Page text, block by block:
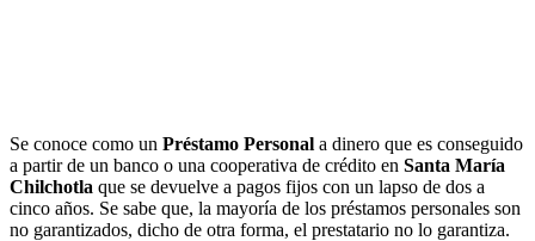
Se conoce como un Préstamo Personal a dinero que es conseguido
a partir de un banco o una cooperativa de crédito en Santa María
Chilchotla que se devuelve a pagos fijos con un lapso de dos a
cinco años. Se sabe que, la mayoría de los préstamos personales son
no garantizados, dicho de otra forma, el prestatario no lo garantiza.